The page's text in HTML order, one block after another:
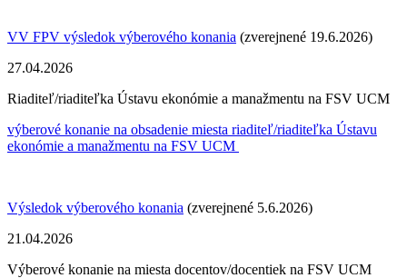
VV FPV výsledok výberového konania (zverejnené 19.6.2026)
27.04.2026
Riaditeľ/riaditeľka Ústavu ekonómie a manažmentu na FSV UCM
výberové konanie na obsadenie miesta riaditeľ/riaditeľka Ústavu
ekonómie a manažmentu na FSV UCM
Výsledok výberového konania (zverejnené 5.6.2026)
21.04.2026
Výberové konanie na miesta docentov/docentiek na FSV UCM